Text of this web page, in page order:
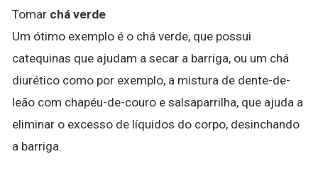
Tomar chá verde
Um ótimo exemplo é o chá verde, que possui
catequinas que ajudam a secar a barriga, ou um chá
diurético como por exemplo, a mistura de dente-de-
leão com chapéu-de-couro e salsaparrilha, que ajuda a
eliminar o excesso de líquidos do corpo, desinchando
a barriga.